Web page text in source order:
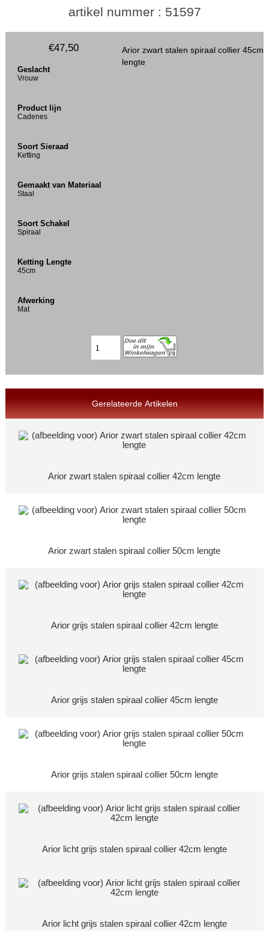
artikel nummer : 51597
Arior zwart stalen spiraal collier 45cm
lengte
€47,50
Geslacht
Vrouw
Product lijn
Cadenes
Soort Sieraad
Ketting
Gemaakt van Materiaal
Staal
Soort Schakel
Spiraal
Ketting Lengte
45cm
Afwerking
Mat
Gerelateerde Artikelen
Arior zwart stalen spiraal collier 42cm lengte
Arior zwart stalen spiraal collier 50cm lengte
Arior grijs stalen spiraal collier 42cm lengte
Arior grijs stalen spiraal collier 45cm lengte
Arior grijs stalen spiraal collier 50cm lengte
Arior licht grijs stalen spiraal collier 42cm lengte
Arior licht grijs stalen spiraal collier 42cm lengte